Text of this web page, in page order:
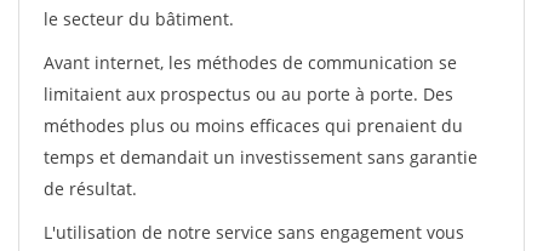
le secteur du bâtiment.
Avant internet, les méthodes de communication se
limitaient aux prospectus ou au porte à porte. Des
méthodes plus ou moins efficaces qui prenaient du
temps et demandait un investissement sans garantie
de résultat.
L'utilisation de notre service sans engagement vous